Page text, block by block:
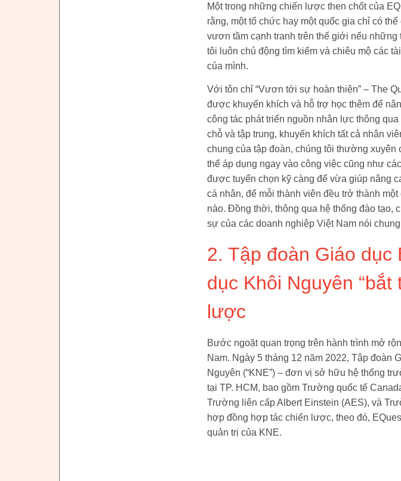
Một trong những chiến lược then chốt của
rằng, một tổ chức hay một quốc gia chỉ có
vươn tầm cạnh tranh trên thế giới nếu
tôi luôn chủ động tìm kiếm và chiêu mộ các
của mình.
Với tôn chỉ “Vươn tới sự hoàn thiện” – The
được khuyến khích và hỗ trợ học thêm để
công tác phát triển nguồn nhân lực thông
chỗ và tập trung, khuyến khích tất cả nhân
chung của tập đoàn, chúng tôi thường xuyên
thể áp dụng ngay vào công việc cũng như
được tuyển chọn kỹ càng để vừa giúp nâng
cá nhân, để mỗi thành viên đều trở thành
nào. Đồng thời, thông qua hệ thống đào tạo,
sự của các doanh nghiệp Việt Nam nói
2. Tập đoàn Giáo dục
dục Khôi Nguyên
lược
Bước ngoặt quan trọng trên hành trình mở
Nam. Ngày 5 tháng 12 năm 2022, Tập đoàn
Nguyên (“KNE”) – đơn vị sở hữu hệ thống
tại TP. HCM, bao gồm Trường quốc tế
Trường liên cấp Albert Einstein (AES), và
hợp đồng hợp tác chiến lược, theo đó,
quản trị của KNE.